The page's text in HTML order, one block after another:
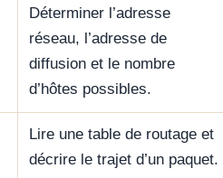
Déterminer l’adresse
réseau, l’adresse de
diffusion et le nombre
d’hôtes possibles.
Lire une table de routage et
décrire le trajet d’un paquet.